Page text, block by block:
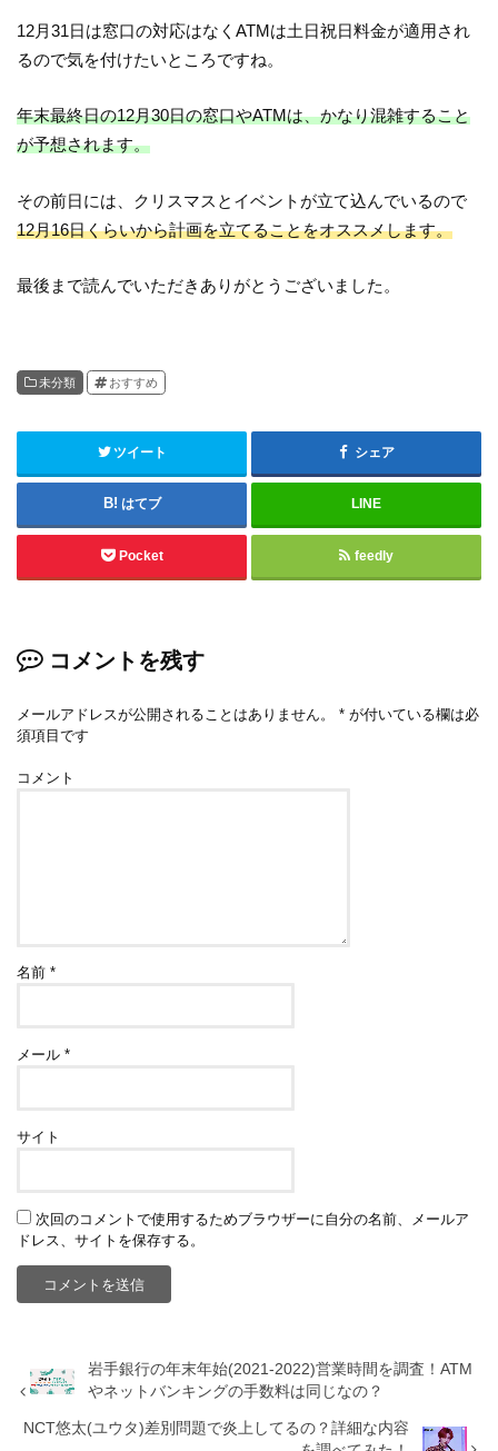
12月31日は窓口の対応はなくATMは土日祝日料金が適用され
るので気を付けたいところですね。
年末最終日の12月30日の窓口やATMは、かなり混雑すること
が予想されます。
その前日には、クリスマスとイベントが立て込んでいるので
12月16日くらいから計画を立てることをオススメします。
最後まで読んでいただきありがとうございました。
未分類 おすすめ
ツイート シェア
はてブ LINE
Pocket feedly
コメントを残す
メールアドレスが公開されることはありません。 * が付いている欄は必
須項目です
コメント
名前*
メール*
サイト
次回のコメントで使用するためブラウザーに自分の名前、メールア
ドレス、サイトを保存する。
岩手銀行の年末年始(2021-2022)営業時間を調査！ATM
やネットバンキングの手数料は同じなの？
NCT悠太(ユウタ)差別問題で炎上してるの？詳細な内容